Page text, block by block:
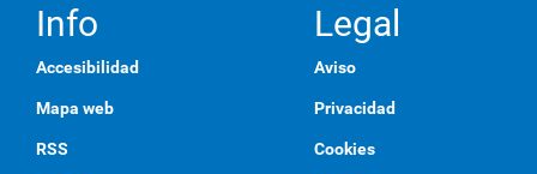
Info
Accesibilidad
Mapa web
RSS
Legal
Aviso
Privacidad
Cookies